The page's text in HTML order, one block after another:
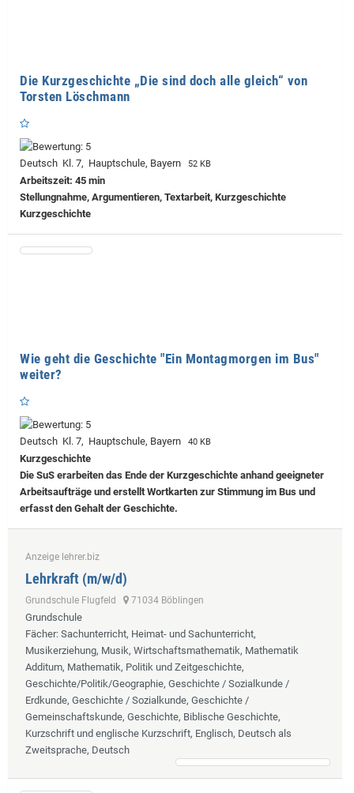
Die Kurzgeschichte „Die sind doch alle gleich“ von
Torsten Löschmann
Deutsch Kl. 7, Hauptschule, Bayern 52 KB
Arbeitszeit: 45 min
Stellungnahme, Argumentieren, Textarbeit, Kurzgeschichte
Kurzgeschichte
Wie geht die Geschichte "Ein Montagmorgen im Bus"
weiter?
Deutsch Kl. 7, Hauptschule, Bayern 40 KB
Kurzgeschichte
Die SuS erarbeiten das Ende der Kurzgeschichte anhand geeigneter
Arbeitsaufträge und erstellt Wortkarten zur Stimmung im Bus und
erfasst den Gehalt der Geschichte.
Anzeige lehrer.biz
Lehrkraft (m/w/d)
Grundschule Flugfeld 71034 Böblingen
Grundschule
Fächer: Sachunterricht, Heimat- und Sachunterricht,
Musikerziehung, Musik, Wirtschaftsmathematik, Mathematik
Additum, Mathematik, Politik und Zeitgeschichte,
Geschichte/Politik/Geographie, Geschichte / Sozialkunde /
Erdkunde, Geschichte / Sozialkunde, Geschichte /
Gemeinschaftskunde, Geschichte, Biblische Geschichte,
Kurzschrift und englische Kurzschrift, Englisch, Deutsch als
Zweitsprache, Deutsch